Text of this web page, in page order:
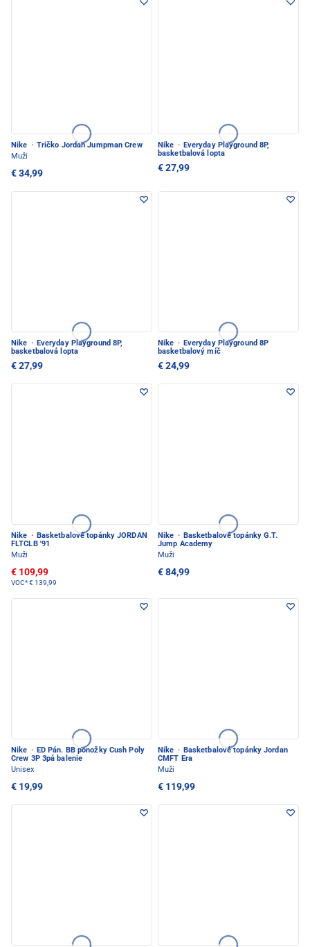
Nike · Tričko Jordan Jumpman Crew
Muži
€ 34,99
Nike · Everyday Playground 8P,
basketbalová lopta
€ 27,99
Nike · Everyday Playground 8P,
basketbalová lopta
€ 27,99
Nike · Everyday Playground 8P
basketbalový míč
€ 24,99
Nike · Basketbalové topánky JORDAN
FLTCLB '91
Muži
€ 109,99
VOC*€ 139,99
Nike · Basketbalové topánky G.T.
Jump Academy
Muži
€ 84,99
Nike · ED Pán. BB ponožky Cush Poly
Crew 3P 3pá balenie
Unisex
€ 19,99
Nike · Basketbalové topánky Jordan
CMFT Era
Muži
€ 119,99